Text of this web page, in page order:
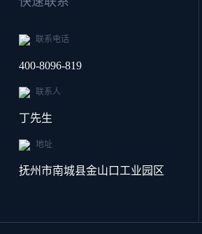
联系电话
400-8096-819
联系人
丁先生
地址
抚州市南城县金山口工业园区